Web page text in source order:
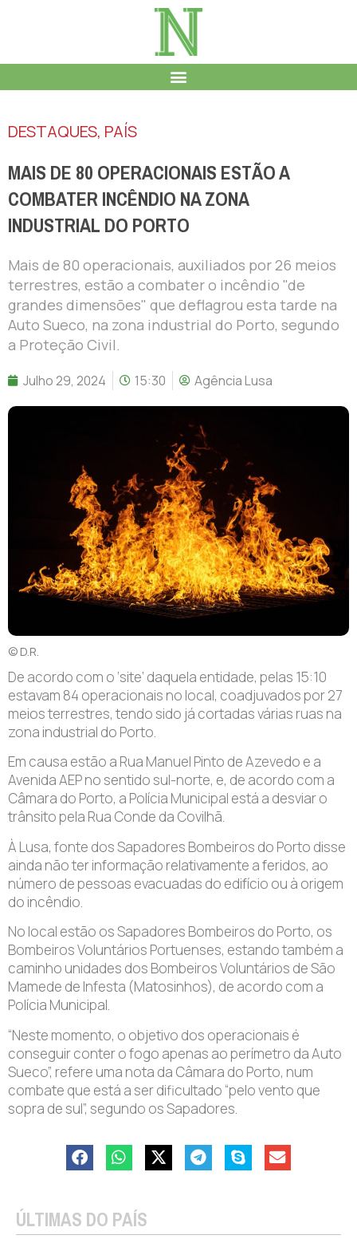
DESTAQUES, PAÍS
MAIS DE 80 OPERACIONAIS ESTÃO A
COMBATER INCÊNDIO NA ZONA
INDUSTRIAL DO PORTO
Mais de 80 operacionais, auxiliados por 26 meios
terrestres, estão a combater o incêndio "de
grandes dimensões" que deflagrou esta tarde na
Auto Sueco, na zona industrial do Porto, segundo
a Proteção Civil.
Julho 29, 2024 15:30 Agência Lusa
© D.R.
De acordo com o ‘site’ daquela entidade, pelas 15:10
estavam 84 operacionais no local, coadjuvados por 27
meios terrestres, tendo sido já cortadas várias ruas na
zona industrial do Porto.
Em causa estão a Rua Manuel Pinto de Azevedo e a
Avenida AEP no sentido sul-norte, e, de acordo com a
Câmara do Porto, a Polícia Municipal está a desviar o
trânsito pela Rua Conde da Covilhã.
À Lusa, fonte dos Sapadores Bombeiros do Porto disse
ainda não ter informação relativamente a feridos, ao
número de pessoas evacuadas do edifício ou à origem
do incêndio.
No local estão os Sapadores Bombeiros do Porto, os
Bombeiros Voluntários Portuenses, estando também a
caminho unidades dos Bombeiros Voluntários de São
Mamede de Infesta (Matosinhos), de acordo com a
Polícia Municipal.
“Neste momento, o objetivo dos operacionais é
conseguir conter o fogo apenas ao perímetro da Auto
Sueco”, refere uma nota da Câmara do Porto, num
combate que está a ser dificultado “pelo vento que
sopra de sul”, segundo os Sapadores.
ÚLTIMAS DO PAÍS